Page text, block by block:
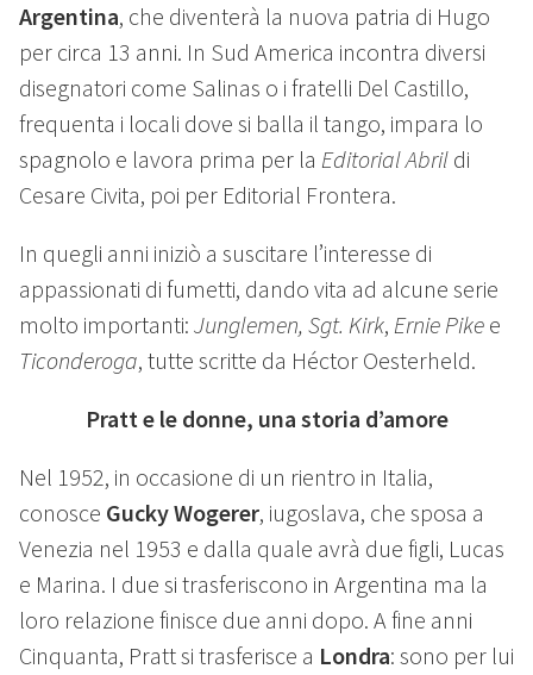
Argentina, che diventerà la nuova patria di Hugo
per circa 13 anni. In Sud America incontra diversi
disegnatori come Salinas o i fratelli Del Castillo,
frequenta i locali dove si balla il tango, impara lo
spagnolo e lavora prima per la Editorial Abril di
Cesare Civita, poi per Editorial Frontera.
In quegli anni iniziò a suscitare l’interesse di
appassionati di fumetti, dando vita ad alcune serie
molto importanti: Junglemen, Sgt. Kirk, Ernie Pike e
Ticonderoga, tutte scritte da Héctor Oesterheld.
Pratt e le donne, una storia d’amore
Nel 1952, in occasione di un rientro in Italia,
conosce Gucky Wogerer, iugoslava, che sposa a
Venezia nel 1953 e dalla quale avrà due figli, Lucas
e Marina. I due si trasferiscono in Argentina ma la
loro relazione finisce due anni dopo. A fine anni
Cinquanta, Pratt si trasferisce a Londra: sono per lui